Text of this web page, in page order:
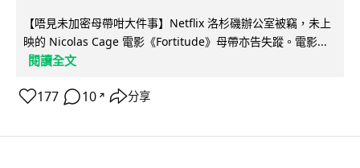
【唔見未加密母帶咁大件事】Netflix 洛杉磯辦公室被竊，未上
映的 Nicolas Cage 電影《Fortitude》母帶亦告失蹤。電影...
閱讀全文
177 10 ↗ 分享